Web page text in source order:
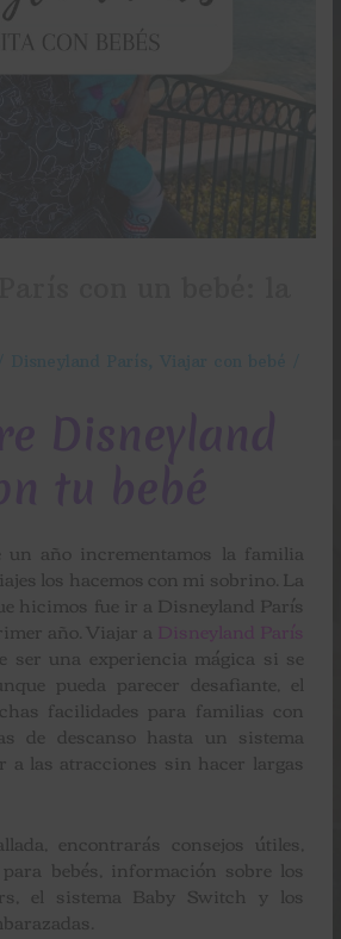
un año incrementamos la familia
los hacemos con mi sobrino. La
hicimos fue ir a Disneyland París
año. Viajar a Disneyland París
ser una experiencia mágica si se
pueda parecer desafiante, el
facilidades para familias con
de descanso hasta un sistema
a las atracciones sin hacer largas
encontrarás consejos útiles,
bebés, información sobre los
el sistema Baby Switch y los